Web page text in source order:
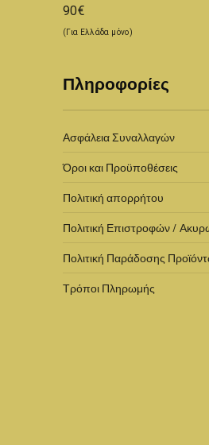
90€
(Για Ελλάδα μόνο)
Πληροφορίες
Ασφάλεια Συναλλαγών
Όροι και Προϋποθέσεις
Πολιτική απορρήτου
Πολιτική Επιστροφών /
Πολιτική Παράδοσης
Τρόποι Πληρωμής